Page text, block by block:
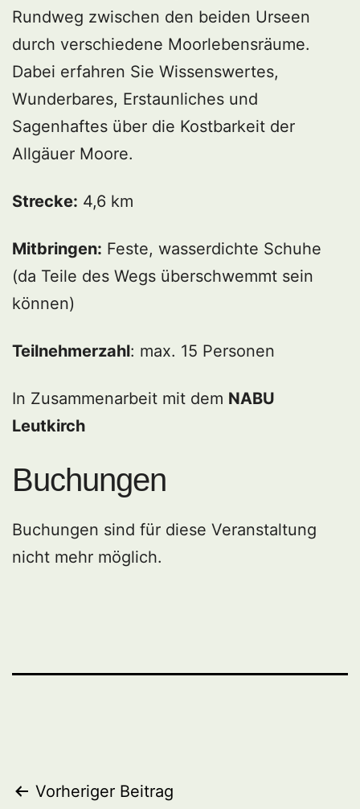
Rundweg zwischen den beiden Urseen
durch verschiedene Moorlebensräume.
Dabei erfahren Sie Wissenswertes,
Wunderbares, Erstaunliches und
Sagenhaftes über die Kostbarkeit der
Allgäuer Moore.
Strecke: 4,6 km
Mitbringen: Feste, wasserdichte Schuhe
(da Teile des Wegs überschwemmt sein
können)
Teilnehmerzahl: max. 15 Personen
In Zusammenarbeit mit dem NABU
Leutkirch
Buchungen
Buchungen sind für diese Veranstaltung
nicht mehr möglich.
Beitragsnavigation
Vorheriger Beitrag